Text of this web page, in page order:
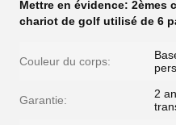
Mettre en évidence: 2èmes
chariot de golf utilisé de 6
Couleur du corps:
Garantie:
2